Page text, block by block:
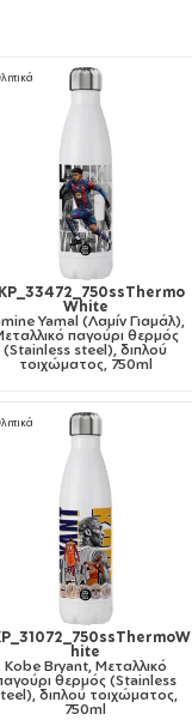
White
Yamal (Λαμίν Γιαμάλ),
παγούρι θερμός
(Stainless steel), διπλού
τοιχώματος, 750ml
hite
Kobe Bryant, Μεταλλικό
θερμός (Stainless
διπλού τοιχώματος,
750ml